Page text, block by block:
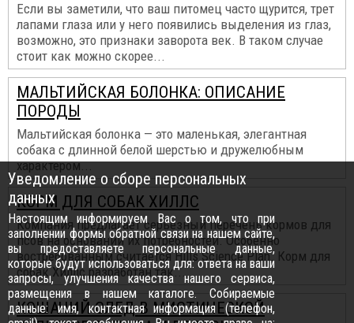
Если вы заметили, что ваш питомец часто щурится, трет
лапами глаза или у него появились выделения из глаз,
возможно, это признаки заворота век. В таком случае
стоит как можно скорее...
МАЛЬТИЙСКАЯ БОЛОНКА: ОПИСАНИЕ
ПОРОДЫ
Мальтийская болонка — это маленькая, элегантная
собака с длинной белой шерстью и дружелюбным
характером...
КОРМ ДЛЯ СОБАК ХИЛЛС
Компания предлагает серьезный перечень кормов для
псов на основании их потребностей. Особенно
востребованным считается Hills Science Plan. Корм для
собак Хиллс разработан так...
КОШАЧИЙ СЛЕД В МИСТИЧЕСКОЙ
Уведомление о сборе персональных
данных
Настоящим информируем Вас о том, что при
заполнении формы обратной связи на нашем сайте,
вы предоставляете персональные данные,
которые будут использоваться для: ответа на ваши
запросы, улучшения качества нашего сервиса,
размещения в нашем каталоге. Собираемые
данные: имя, контактная информация (телефон,